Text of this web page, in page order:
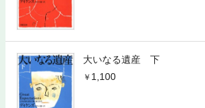
大いなる遺産 下
1,100